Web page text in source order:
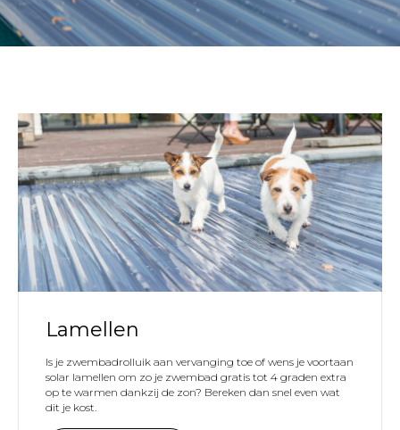
Lamellen
Is je zwembadrolluik aan vervanging toe of wens je voortaan
solar lamellen om zo je zwembad gratis tot 4 graden extra
op te warmen dankzij de zon? Bereken dan snel even wat
dit je kost.